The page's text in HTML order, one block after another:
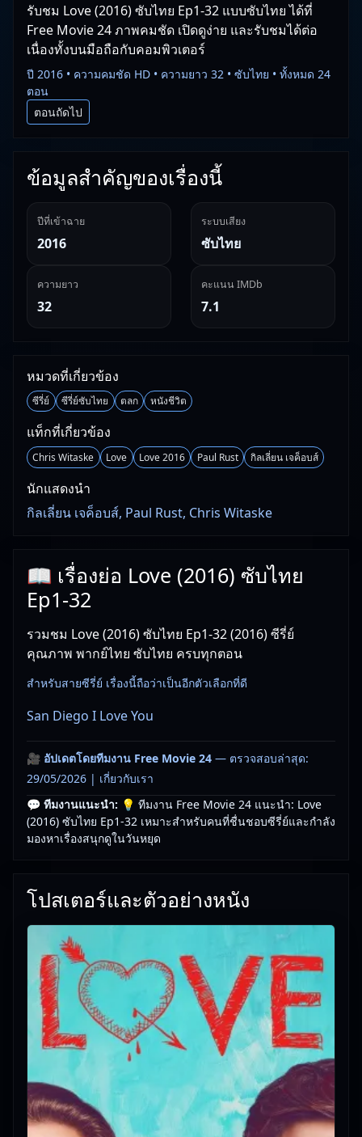
รับชม Love (2016) ซับไทย Ep1-32 แบบซับไทย ได้ที่
Free Movie 24 ภาพคมชัด เปิดดูง่าย และรับชมได้ต่อ
เนื่องทั้งบนมือถือกับคอมพิวเตอร์
ปี 2016 • ความคมชัด HD • ความยาว 32 • ซับไทย • ทั้งหมด 24
ตอน
ตอนถัดไป
ข้อมูลสำคัญของเรื่องนี้
ปีที่เข้าฉาย
2016
ระบบเสียง
ซับไทย
ความยาว
32
คะแนน IMDb
7.1
หมวดที่เกี่ยวข้อง
ซีรี่ย์ ซีรี่ย์ซับไทย ตลก หนังชีวิต
แท็กที่เกี่ยวข้อง
Chris Witaske Love Love 2016 Paul Rust กิลเลี่ยน เจค็อบส์
นักแสดงนำ
กิลเลี่ยน เจค็อบส์, Paul Rust, Chris Witaske
📖 เรื่องย่อ Love (2016) ซับไทย
Ep1-32
รวมชม Love (2016) ซับไทย Ep1-32 (2016) ซีรี่ย์
คุณภาพ พากย์ไทย ซับไทย ครบทุกตอน
สำหรับสายซีรี่ย์ เรื่องนี้ถือว่าเป็นอีกตัวเลือกที่ดี
San Diego I Love You
🎥 อัปเดตโดยทีมงาน Free Movie 24 — ตรวจสอบล่าสุด:
29/05/2026 | เกี่ยวกับเรา
💬 ทีมงานแนะนำ: 💡 ทีมงาน Free Movie 24 แนะนำ: Love
(2016) ซับไทย Ep1-32 เหมาะสำหรับคนที่ชื่นชอบซีรี่ย์และกำลัง
มองหาเรื่องสนุกดูในวันหยุด
โปสเตอร์และตัวอย่างหนัง